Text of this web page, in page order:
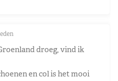
droeg, vind ik
en col is het mooi